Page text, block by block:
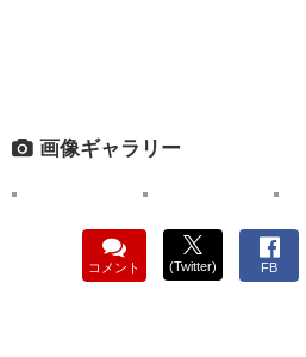
画像ギャラリー
コメント (Twitter) FB